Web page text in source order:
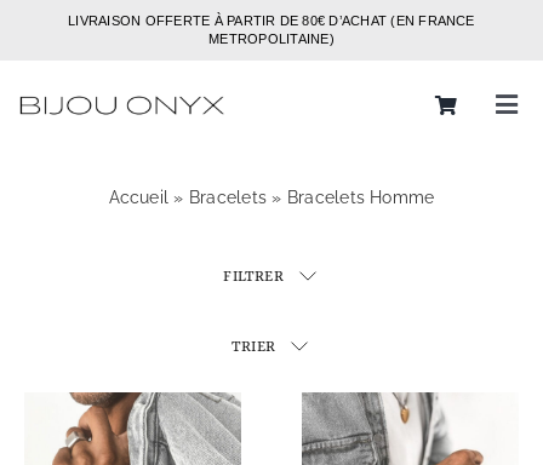
LIVRAISON OFFERTE À PARTIR DE 80€ D’ACHAT (EN FRANCE
METROPOLITAINE)
Bracelets
Colliers
Accueil » Bracelets » Bracelets Homme
FILTRER
TRIER